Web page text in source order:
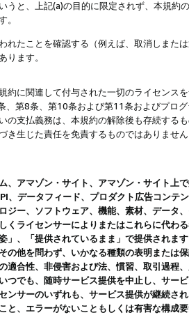
うと、上記(a)の目的に限定されず、本規
。
れたことを確認する（例えば、取消しまた
ります。
約に関連して付与された一切のライセンス
、第8条、第10条および第11条およびプロ
の支払義務は、本規約の解除後も存続する
き生じた責任を免責するものではありませ
、アマゾン・サイト、アマゾン・サイト上
データフィード、プロダクト広告コンテ
ジー、ソフトウェア、機能、素材、データ
くライセンサーによりまたはこれらに代わ
」、「提供されているまま」で提供されま
の他を問わず、いかなる種類の表明または
適合性、非侵害および法、慣習、取引過程
つでも、随時サービス提供を中止し、サー
ンサーのいずれも、サービス提供が継続さ
と、エラーがないこともしくは有害な構成